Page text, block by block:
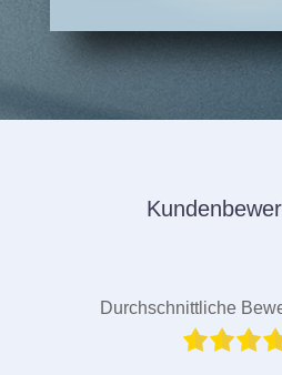
Durchschnittliche